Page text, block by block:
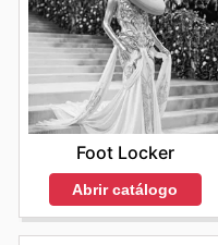
Foot Locker
Abrir catálogo